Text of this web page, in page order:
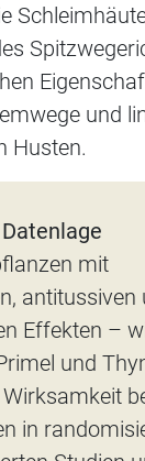
und
Husten.
mit
antitussiven
Effekten –
und
in